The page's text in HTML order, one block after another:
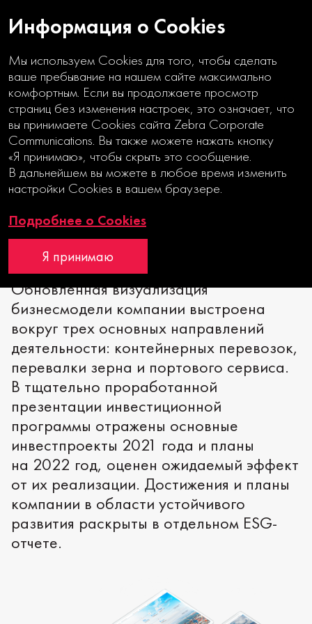
БИЗНЕС НА ТРЕХ КИТАХ
Годовой отчет
Отчет об устойчивом развитии
Обновленная визуализация
бизнесмодели компании выстроена
вокруг трех основных направлений
деятельности: контейнерных перевозок,
перевалки зерна и портового сервиса.
В тщательно проработанной
презентации инвестиционной
программы отражены основные
инвестпроекты 2021 года и планы
на 2022 год, оценен ожидаемый эффект
от их реализации. Достижения и планы
компании в области устойчивого
развития раскрыты в отдельном ESG-
отчете.
Информация о Cookies
Мы используем Cookies для того, чтобы сделать
ваше пребывание на нашем сайте максимально
комфортным. Если вы продолжаете просмотр
страниц без изменения настроек, это означает, что
вы принимаете Cookies сайта Zebra Corporate
Communications. Вы также можете нажать кнопку
«Я принимаю», чтобы скрыть это сообщение.
В дальнейшем вы можете в любое время изменить
настройки Cookies в вашем браузере.
Подробнее о Cookies
Я принимаю